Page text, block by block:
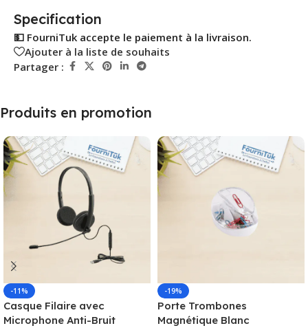
Specification
💵 FourniTuk accepte le paiement à la livraison.
Ajouter à la liste de souhaits
Partager :
Produits en promotion
-11%
Casque Filaire avec
Microphone Anti-Bruit
-19%
Porte Trombones
Magnétique Blanc